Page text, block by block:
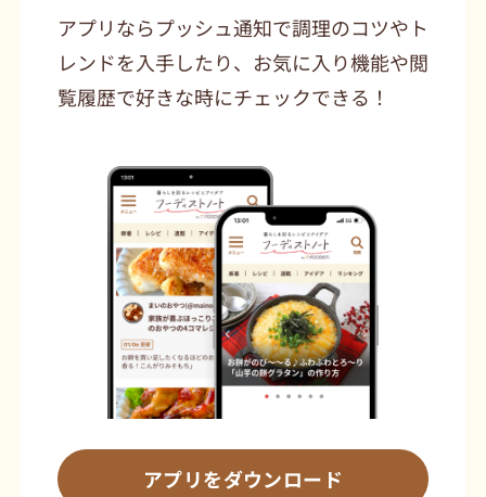
アプリならプッシュ通知で調理のコツやト
レンドを入手したり、お気に入り機能や閲
覧履歴で好きな時にチェックできる！
アプリをダウンロード